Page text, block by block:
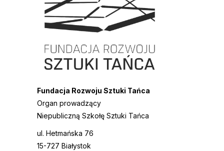
Fundacja Rozwoju Sztuki Tańca
Organ prowadzący
Niepubliczną Szkołę Sztuki Tańca
ul. Hetmańska 76
15-727 Białystok